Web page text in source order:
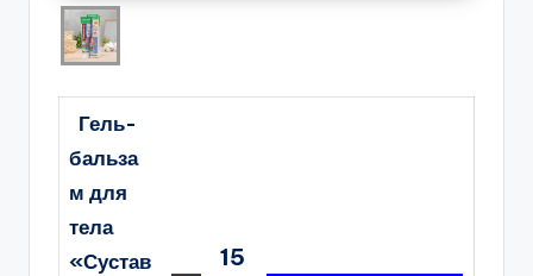
Гель-
бальза
м для
тела
«Сустав
15